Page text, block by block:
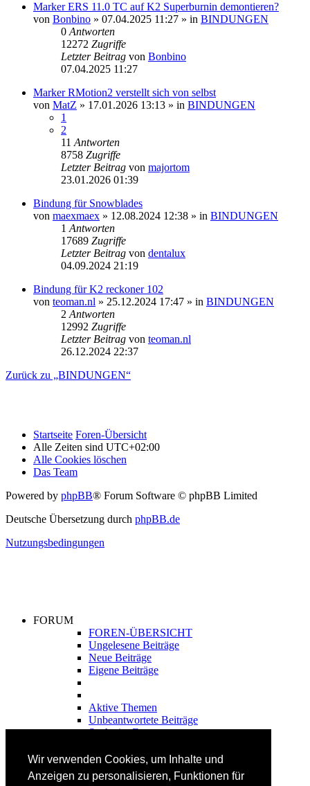
Wir verwenden Cookies, um Inhalte und
Anzeigen zu personalisieren, Funktionen für
Marker ERS 11.0 TC auf K2 Superburnin demontieren?
von Bonbino » 07.04.2025 11:27 » in BINDUNGEN
0 Antworten
12272 Zugriffe
Letzter Beitrag von Bonbino
07.04.2025 11:27
Marker RMotion2 verstellt sich von selbst
von MatZ » 17.01.2026 13:13 » in BINDUNGEN
1
2
11 Antworten
8758 Zugriffe
Letzter Beitrag von majortom
23.01.2026 01:39
Bindung für Snowblades
von maexmaex » 12.08.2024 12:38 » in BINDUNGEN
1 Antworten
17689 Zugriffe
Letzter Beitrag von dentalux
04.09.2024 21:19
Bindung für K2 reckoner 102
von teoman.nl » 25.12.2024 17:47 » in BINDUNGEN
2 Antworten
12992 Zugriffe
Letzter Beitrag von teoman.nl
26.12.2024 22:37
Zurück zu „BINDUNGEN“
Startseite Foren-Übersicht
Alle Zeiten sind UTC+02:00
Alle Cookies löschen
Das Team
Powered by phpBB® Forum Software © phpBB Limited
Deutsche Übersetzung durch phpBB.de
Nutzungsbedingungen
FORUM
FOREN-ÜBERSICHT
Ungelesene Beiträge
Neue Beiträge
Eigene Beiträge
Aktive Themen
Unbeantwortete Beiträge
Suche im Forum
FAHRTECHNIK
Fortgeschrittene